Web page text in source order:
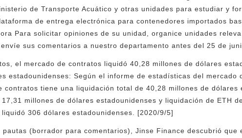
de Transporte Acuático y otras unidades para estudiar y
de entrega electrónica para contenedores importados
Para solicitar opiniones de su unidad, organice unidades
sus comentarios a nuestro departamento antes del 25 de
el mercado de contratos liquidó 40,28 millones de dólares
estadounidenses: Según el informe de estadísticas del mercado
contratos tiene una liquidación total de 40,28 millones de dólares
millones de dólares estadounidenses y liquidación de ETH
306 dólares estadounidenses. [2020/9/5]
pautas (borrador para comentarios), Jinse Finance descubrió que